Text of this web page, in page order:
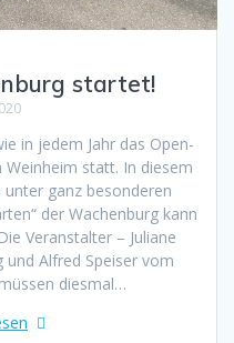
startet!
in jedem Jahr das Open-
statt. In diesem
ganz besonderen
der Wachenburg kann
Veranstalter – Juliane
und Alfred Speiser vom
diesmal…